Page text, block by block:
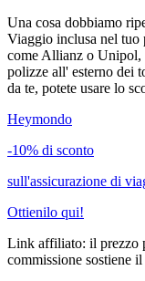
Una cosa dobbiamo
Viaggio inclusa nel tuo
come Allianz o Unipol,
polizze all' esterno dei
da te, potete usare lo
Heymondo
-10% di sconto
sull'assicurazione di
Ottienilo qui!
Link affiliato: il prezzo
commissione sostiene